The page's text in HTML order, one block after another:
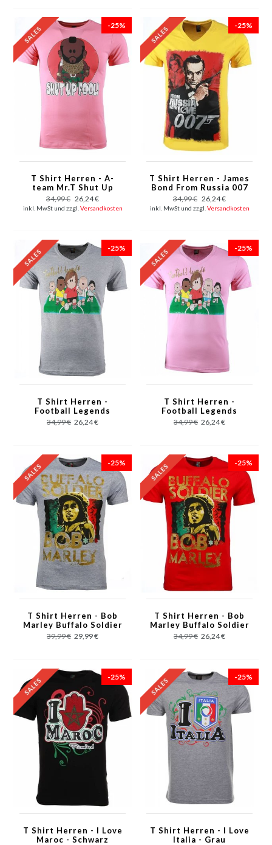
-25%
T Shirt Herren - A-
team Mr.T Shut Up
Fool Print - Rosa
34,99 € 26,24 €
inkl. MwSt und zzgl. Versandkosten
-25%
T Shirt Herren - James
Bond From Russia 007
Print - Gelb
34,99 € 26,24 €
inkl. MwSt und zzgl. Versandkosten
-25%
T Shirt Herren -
Football Legends
Print - Grau
34,99 € 26,24 €
-25%
T Shirt Herren -
Football Legends
Print - Rosa
34,99 € 26,24 €
-25%
T Shirt Herren - Bob
Marley Buffalo Soldier
Print - Grau
39,99 € 29,99 €
-25%
T Shirt Herren - Bob
Marley Buffalo Soldier
Print - Rot
34,99 € 26,24 €
-25%
T Shirt Herren - I Love
Maroc - Schwarz
-25%
T Shirt Herren - I Love
Italia - Grau